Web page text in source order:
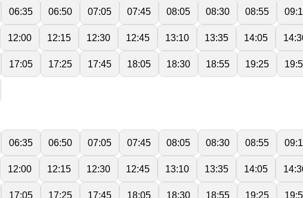
06:35 06:50 07:05 07:45 08:05 08:30 08:55
12:00 12:15 12:30 12:45 13:10 13:35 14:05
17:05 17:25 17:45 18:05 18:30 18:55 19:25
06:35 06:50 07:05 07:45 08:05 08:30 08:55
12:00 12:15 12:30 12:45 13:10 13:35 14:05
17:05 17:25 17:45 18:05 18:30 18:55 19:25